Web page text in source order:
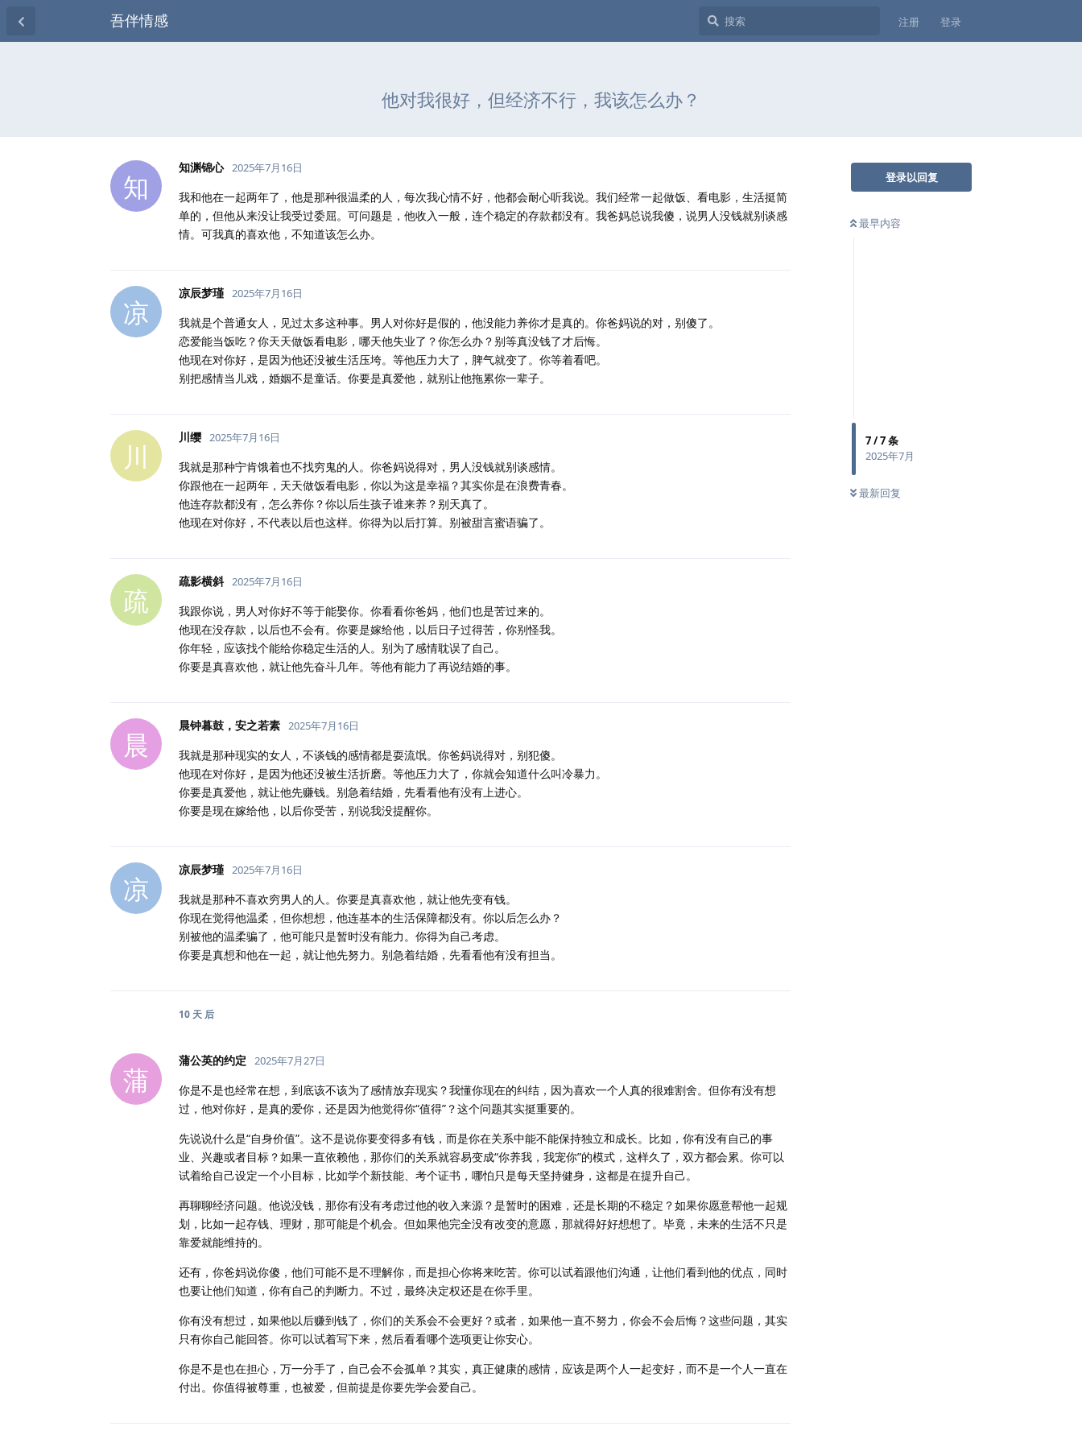
吾伴情感 注册 登录
他对我很好，但经济不行，我该怎么办？
登录以回复
最早内容
7/7条
2025年7月
最新回复
知
知渊锦心 2025年7月16日
我和他在一起两年了，他是那种很温柔的人，每次我心情不好，他都会耐心听我说。我们经常一起做饭、看电影，生活挺简
单的，但他从来没让我受过委屈。可问题是，他收入一般，连个稳定的存款都没有。我爸妈总说我傻，说男人没钱就别谈感
情。可我真的喜欢他，不知道该怎么办。
凉
凉辰梦瑾 2025年7月16日
我就是个普通女人，见过太多这种事。男人对你好是假的，他没能力养你才是真的。你爸妈说的对，别傻了。
恋爱能当饭吃？你天天做饭看电影，哪天他失业了？你怎么办？别等真没钱了才后悔。
他现在对你好，是因为他还没被生活压垮。等他压力大了，脾气就变了。你等着看吧。
别把感情当儿戏，婚姻不是童话。你要是真爱他，就别让他拖累你一辈子。
川
川缨 2025年7月16日
我就是那种宁肯饿着也不找穷鬼的人。你爸妈说得对，男人没钱就别谈感情。
你跟他在一起两年，天天做饭看电影，你以为这是幸福？其实你是在浪费青春。
他连存款都没有，怎么养你？你以后生孩子谁来养？别天真了。
他现在对你好，不代表以后也这样。你得为以后打算。别被甜言蜜语骗了。
疏
疏影横斜 2025年7月16日
我跟你说，男人对你好不等于能娶你。你看看你爸妈，他们也是苦过来的。
他现在没存款，以后也不会有。你要是嫁给他，以后日子过得苦，你别怪我。
你年轻，应该找个能给你稳定生活的人。别为了感情耽误了自己。
你要是真喜欢他，就让他先奋斗几年。等他有能力了再说结婚的事。
晨
晨钟暮鼓，安之若素 2025年7月16日
我就是那种现实的女人，不谈钱的感情都是耍流氓。你爸妈说得对，别犯傻。
他现在对你好，是因为他还没被生活折磨。等他压力大了，你就会知道什么叫冷暴力。
你要是真爱他，就让他先赚钱。别急着结婚，先看看他有没有上进心。
你要是现在嫁给他，以后你受苦，别说我没提醒你。
凉
凉辰梦瑾 2025年7月16日
我就是那种不喜欢穷男人的人。你要是真喜欢他，就让他先变有钱。
你现在觉得他温柔，但你想想，他连基本的生活保障都没有。你以后怎么办？
别被他的温柔骗了，他可能只是暂时没有能力。你得为自己考虑。
你要是真想和他在一起，就让他先努力。别急着结婚，先看看他有没有担当。
10 天 后
蒲
蒲公英的约定 2025年7月27日
你是不是也经常在想，到底该不该为了感情放弃现实？我懂你现在的纠结，因为喜欢一个人真的很难割舍。但你有没有想
过，他对你好，是真的爱你，还是因为他觉得你“值得”？这个问题其实挺重要的。
先说说什么是“自身价值”。这不是说你要变得多有钱，而是你在关系中能不能保持独立和成长。比如，你有没有自己的事
业、兴趣或者目标？如果一直依赖他，那你们的关系就容易变成“你养我，我宠你”的模式，这样久了，双方都会累。你可以
试着给自己设定一个小目标，比如学个新技能、考个证书，哪怕只是每天坚持健身，这都是在提升自己。
再聊聊经济问题。他说没钱，那你有没有考虑过他的收入来源？是暂时的困难，还是长期的不稳定？如果你愿意帮他一起规
划，比如一起存钱、理财，那可能是个机会。但如果他完全没有改变的意愿，那就得好好想想了。毕竟，未来的生活不只是
靠爱就能维持的。
还有，你爸妈说你傻，他们可能不是不理解你，而是担心你将来吃苦。你可以试着跟他们沟通，让他们看到他的优点，同时
也要让他们知道，你有自己的判断力。不过，最终决定权还是在你手里。
你有没有想过，如果他以后赚到钱了，你们的关系会不会更好？或者，如果他一直不努力，你会不会后悔？这些问题，其实
只有你自己能回答。你可以试着写下来，然后看看哪个选项更让你安心。
你是不是也在担心，万一分手了，自己会不会孤单？其实，真正健康的感情，应该是两个人一起变好，而不是一个人一直在
付出。你值得被尊重，也被爱，但前提是你要先学会爱自己。